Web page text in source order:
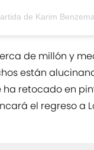
de Karim
de millón y
están
ha retocado en
el regreso a